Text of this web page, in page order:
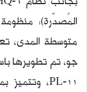
المُصدّرة):
متوسطة المدى،
جو، تم تطويرها